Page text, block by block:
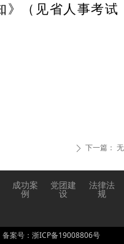
》（见省人事考试
ꄲ 下一篇： 无
案号： 浙ICP备19008806号
法律法
规
党团建
设
成功案
例